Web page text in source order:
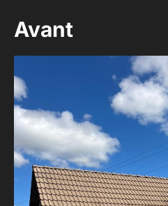
Avant